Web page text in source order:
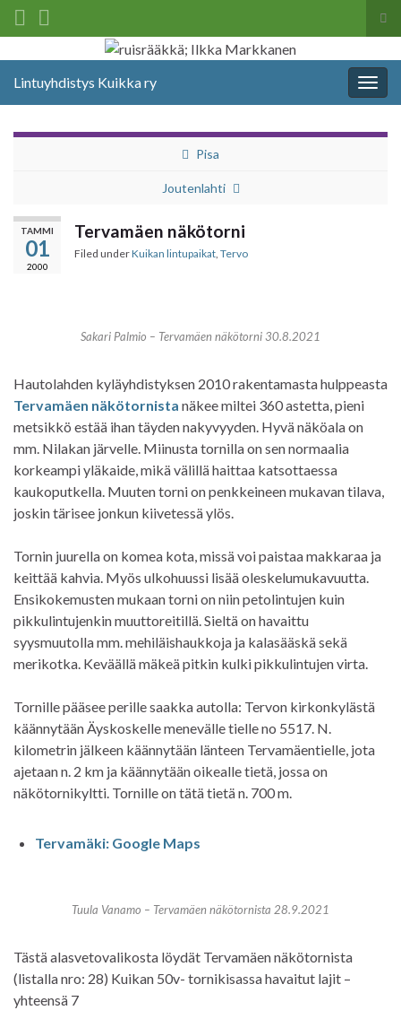
Search for:
Lintuyhdistys Kuikka ry
Pisa
Joutenlahti
TAMMI
01
2000
Tervamäen näkötorni
Filed underKuikan lintupaikat Tervo
Sakari Palmio – Tervamäen näkötorni 30.8.2021
Hautolahden kyläyhdistyksen 2010 rakentamasta hulppeasta
Tervamäen näkötornista näkee miltei 360 astetta, pieni
metsikkö estää ihan täyden nakyvyyden. Hyvä näköala on
mm. Nilakan järvelle. Miinusta tornilla on sen normaalia
korkeampi yläkaide, mikä välillä haittaa katsottaessa
kaukoputkella. Muuten torni on penkkeineen mukavan tilava,
joskin tärisee jonkun kiivetessä ylös.
Tornin juurella on komea kota, missä voi paistaa makkaraa ja
keittää kahvia. Myös ulkohuussi lisää oleskelumukavuutta.
Ensikokemusten mukaan torni on niin petolintujen kuin
pikkulintujenkin muuttoreitillä. Sieltä on havaittu
syysmuutolla mm. mehiläishaukkoja ja kalasääskä sekä
merikotka. Keväällä mäkeä pitkin kulki pikkulintujen virta.
Tornille pääsee perille saakka autolla: Tervon kirkonkylästä
käännytään Äyskoskelle menevälle tielle no 5517. N.
kilometrin jälkeen käännytään länteen Tervamäentielle, jota
ajetaan n. 2 km ja käännytään oikealle tietä, jossa on
näkötornikyltti. Tornille on tätä tietä n. 700 m.
Tervamäki: Google Maps
Tuula Vanamo – Tervamäen näkötornista 28.9.2021
Tästä alasvetovalikosta löydät Tervamäen näkötornista
(listalla nro: 28) Kuikan 50v- tornikisassa havaitut lajit –
yhteensä 7